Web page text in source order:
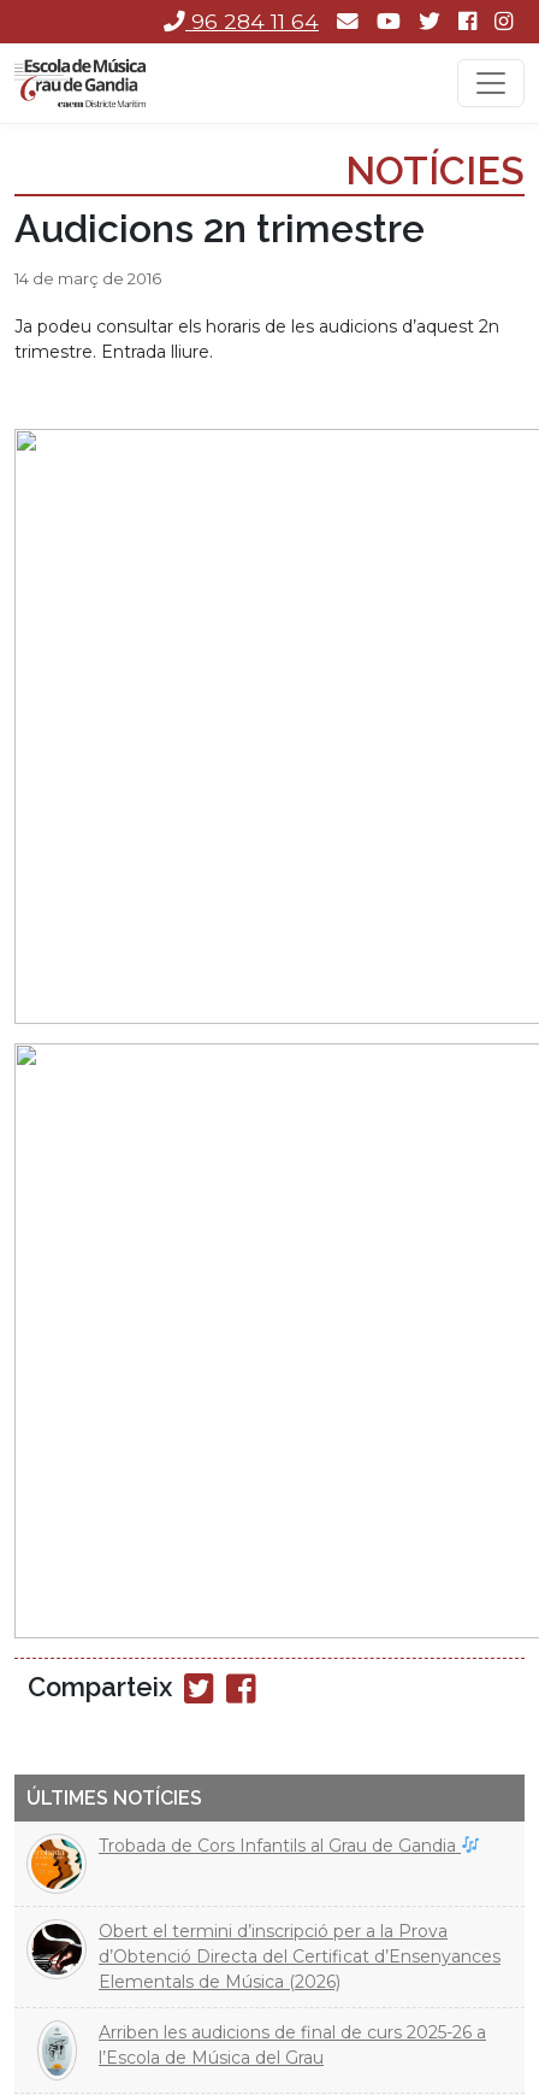
96 284 11 64
NOTÍCIES
Audicions 2n trimestre
14 de març de 2016
Ja podeu consultar els horaris de les audicions d’aquest 2n
trimestre. Entrada lliure.
Comparteix
Compartir
en
Compartir
en
ÚLTIMES NOTÍCIES
Trobada de Cors Infantils al Grau de Gandia
Obert el termini d’inscripció per a la Prova
d’Obtenció Directa del Certificat d’Ensenyances
Elementals de Música (2026)
Arriben les audicions de final de curs 2025-26 a
l’Escola de Música del Grau